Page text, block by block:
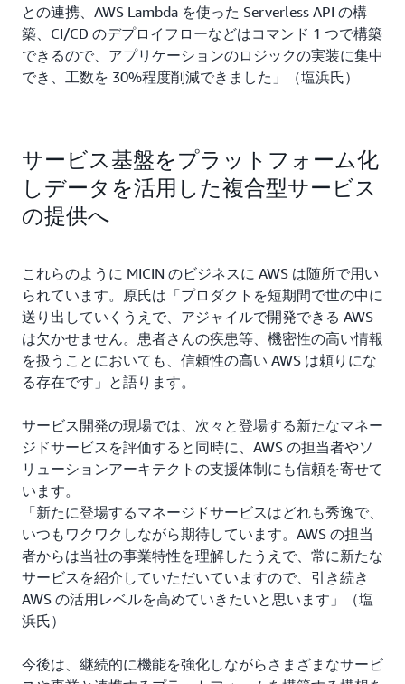
との連携、AWS Lambda を使った Serverless API の構
築、CI/CD のデプロイフローなどはコマンド 1 つで構築
できるので、アプリケーションのロジックの実装に集中
でき、工数を 30%程度削減できました」（塩浜氏）
サービス基盤をプラットフォーム化
しデータを活用した複合型サービス
の提供へ
これらのように MICIN のビジネスに AWS は随所で用い
られています。原氏は「プロダクトを短期間で世の中に
送り出していくうえで、アジャイルで開発できる AWS
は欠かせません。患者さんの疾患等、機密性の高い情報
を扱うことにおいても、信頼性の高い AWS は頼りにな
る存在です」と語ります。
サービス開発の現場では、次々と登場する新たなマネー
ジドサービスを評価すると同時に、AWS の担当者やソ
リューションアーキテクトの支援体制にも信頼を寄せて
います。
「新たに登場するマネージドサービスはどれも秀逸で、
いつもワクワクしながら期待しています。AWS の担当
者からは当社の事業特性を理解したうえで、常に新たな
サービスを紹介していただいていますので、引き続き
AWS の活用レベルを高めていきたいと思います」（塩
浜氏）
今後は、継続的に機能を強化しながらさまざまなサービ